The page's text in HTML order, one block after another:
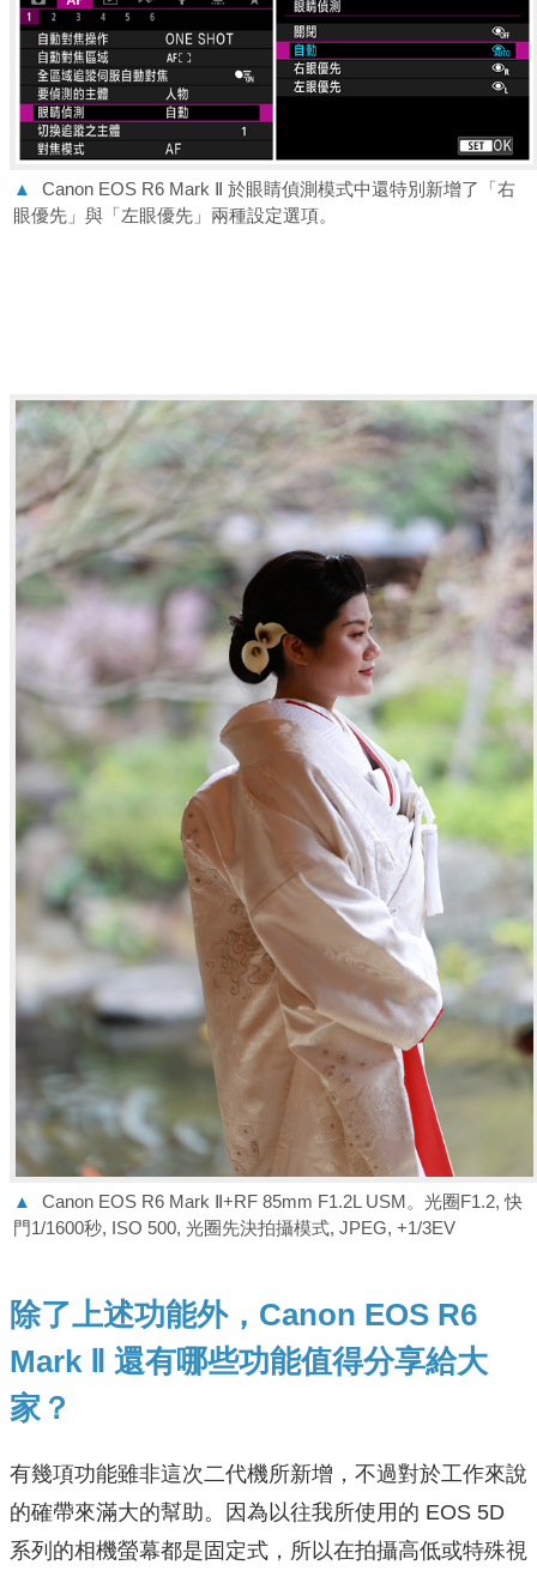
▲
Canon EOS R6 Mark Ⅱ 於眼睛偵測模式中還特別新增了「右
眼優先」與「左眼優先」兩種設定選項。
▲
Canon EOS R6 Mark Ⅱ+RF 85mm F1.2L USM。光圈F1.2, 快
門1/1600秒, ISO 500, 光圈先決拍攝模式, JPEG, +1/3EV
除了上述功能外，Canon EOS R6
Mark Ⅱ 還有哪些功能值得分享給大
家？
有幾項功能雖非這次二代機所新增，不過對於工作來說
的確帶來滿大的幫助。因為以往我所使用的 EOS 5D
系列的相機螢幕都是固定式，所以在拍攝高低或特殊視